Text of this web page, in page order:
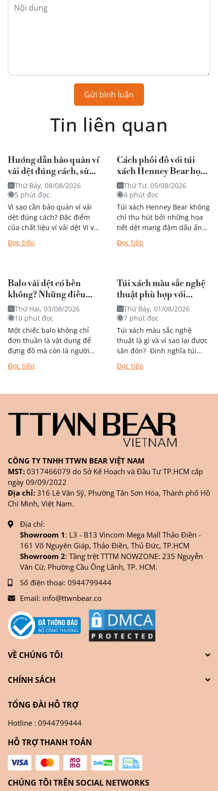
Gửi bình luận
Tin liên quan
Hướng dẫn bảo quản ví
vải dệt đúng cách, sử
dụng bền theo thời gian
Thứ Bảy, 08/08/2026
5 phút đọc
Vì sao cần bảo quản ví vải
dệt đúng cách? Đặc điểm
của chất liệu ví vải dệt Ví vải
thích nhờ thiết...
Đọc tiếp
Cách phối đồ với túi
xách Henney Bear họa
tiết mang đậm dấu ấn
nghệ thuật?
Thứ Tư, 05/08/2026
4 phút đọc
Túi xách Henney Bear không
chỉ thu hút bởi những họa
tiết dệt mang đậm dấu ấn
kết hợp với...
Đọc tiếp
Balo vải dệt có bền
không? Những điều
bạn nên biết trước khi
quyết định mua
Thứ Hai, 03/08/2026
10 phút đọc
Một chiếc balo không chỉ
đơn thuần là vật dụng để
đựng đồ mà còn là người
chặng đường học tập,...
Đọc tiếp
Túi xách màu sắc nghệ
thuật phù hợp với
phong cách nào?
Thứ Bảy, 01/08/2026
7 phút đọc
Túi xách màu sắc nghệ
thuật là gì và vì sao lại được
săn đón? Định nghĩa túi
nghệ thuật Khác với túi
Đọc tiếp
CÔNG TY TNHH TTWN BEAR VIỆT NAM
MST: 0317466079 do Sở Kế Hoạch và Đầu Tư TP.HCM cấp
ngày 09/09/2022
Địa chỉ: 316 Lê Văn Sỹ, Phường Tân Sơn Hòa, Thành phố Hồ
Chí Minh, Việt Nam.
Địa chỉ:
Showroom 1: L3 - B13 Vincom Mega Mall Thảo Điền -
161 Võ Nguyên Giáp, Thảo Điền, Thủ Đức, TP.HCM
Showroom 2: Tầng trệt TTTM NOWZONE: 235 Nguyễn
Văn Cừ, Phường Cầu Ông Lãnh, TP. HCM.
Số điện thoại: 0944799444
Email: info@ttwnbear.co
VỀ CHÚNG TÔI
CHÍNH SÁCH
TỔNG ĐÀI HỖ TRỢ
Hotline : 0944799444
HỖ TRỢ THANH TOÁN
CHÚNG TÔI TRÊN SOCIAL NETWORKS